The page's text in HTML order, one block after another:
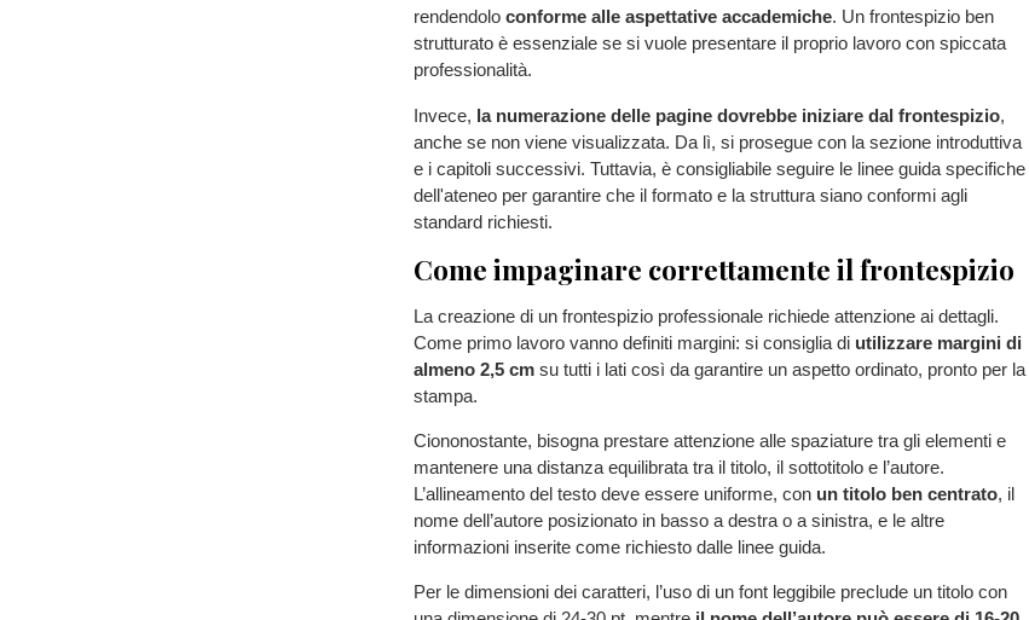
rendendolo conforme alle aspettative accademiche. Un frontespizio ben
strutturato è essenziale se si vuole presentare il proprio lavoro con spiccata
professionalità.
Invece, la numerazione delle pagine dovrebbe iniziare dal frontespizio,
anche se non viene visualizzata. Da lì, si prosegue con la sezione introduttiva
e i capitoli successivi. Tuttavia, è consigliabile seguire le linee guida specifiche
dell'ateneo per garantire che il formato e la struttura siano conformi agli
standard richiesti.
Come impaginare correttamente il frontespizio
La creazione di un frontespizio professionale richiede attenzione ai dettagli.
Come primo lavoro vanno definiti margini: si consiglia di utilizzare margini di
almeno 2,5 cm su tutti i lati così da garantire un aspetto ordinato, pronto per la
stampa.
Ciononostante, bisogna prestare attenzione alle spaziature tra gli elementi e
mantenere una distanza equilibrata tra il titolo, il sottotitolo e l’autore.
L’allineamento del testo deve essere uniforme, con un titolo ben centrato, il
nome dell’autore posizionato in basso a destra o a sinistra, e le altre
informazioni inserite come richiesto dalle linee guida.
Per le dimensioni dei caratteri, l’uso di un font leggibile preclude un titolo con